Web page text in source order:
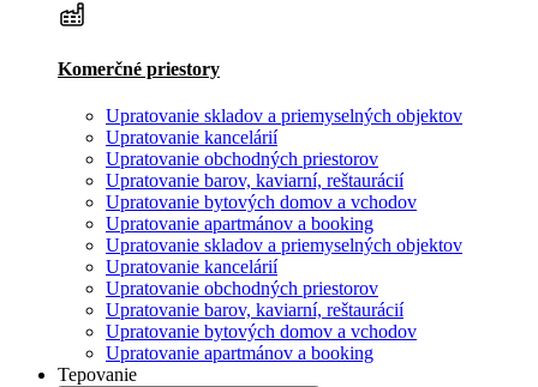
Komerčné priestory
Upratovanie skladov a priemyselných objektov
Upratovanie kancelárií
Upratovanie obchodných priestorov
Upratovanie barov, kaviarní, reštaurácií
Upratovanie bytových domov a vchodov
Upratovanie apartmánov a booking
Upratovanie skladov a priemyselných objektov
Upratovanie kancelárií
Upratovanie obchodných priestorov
Upratovanie barov, kaviarní, reštaurácií
Upratovanie bytových domov a vchodov
Upratovanie apartmánov a booking
Tepovanie